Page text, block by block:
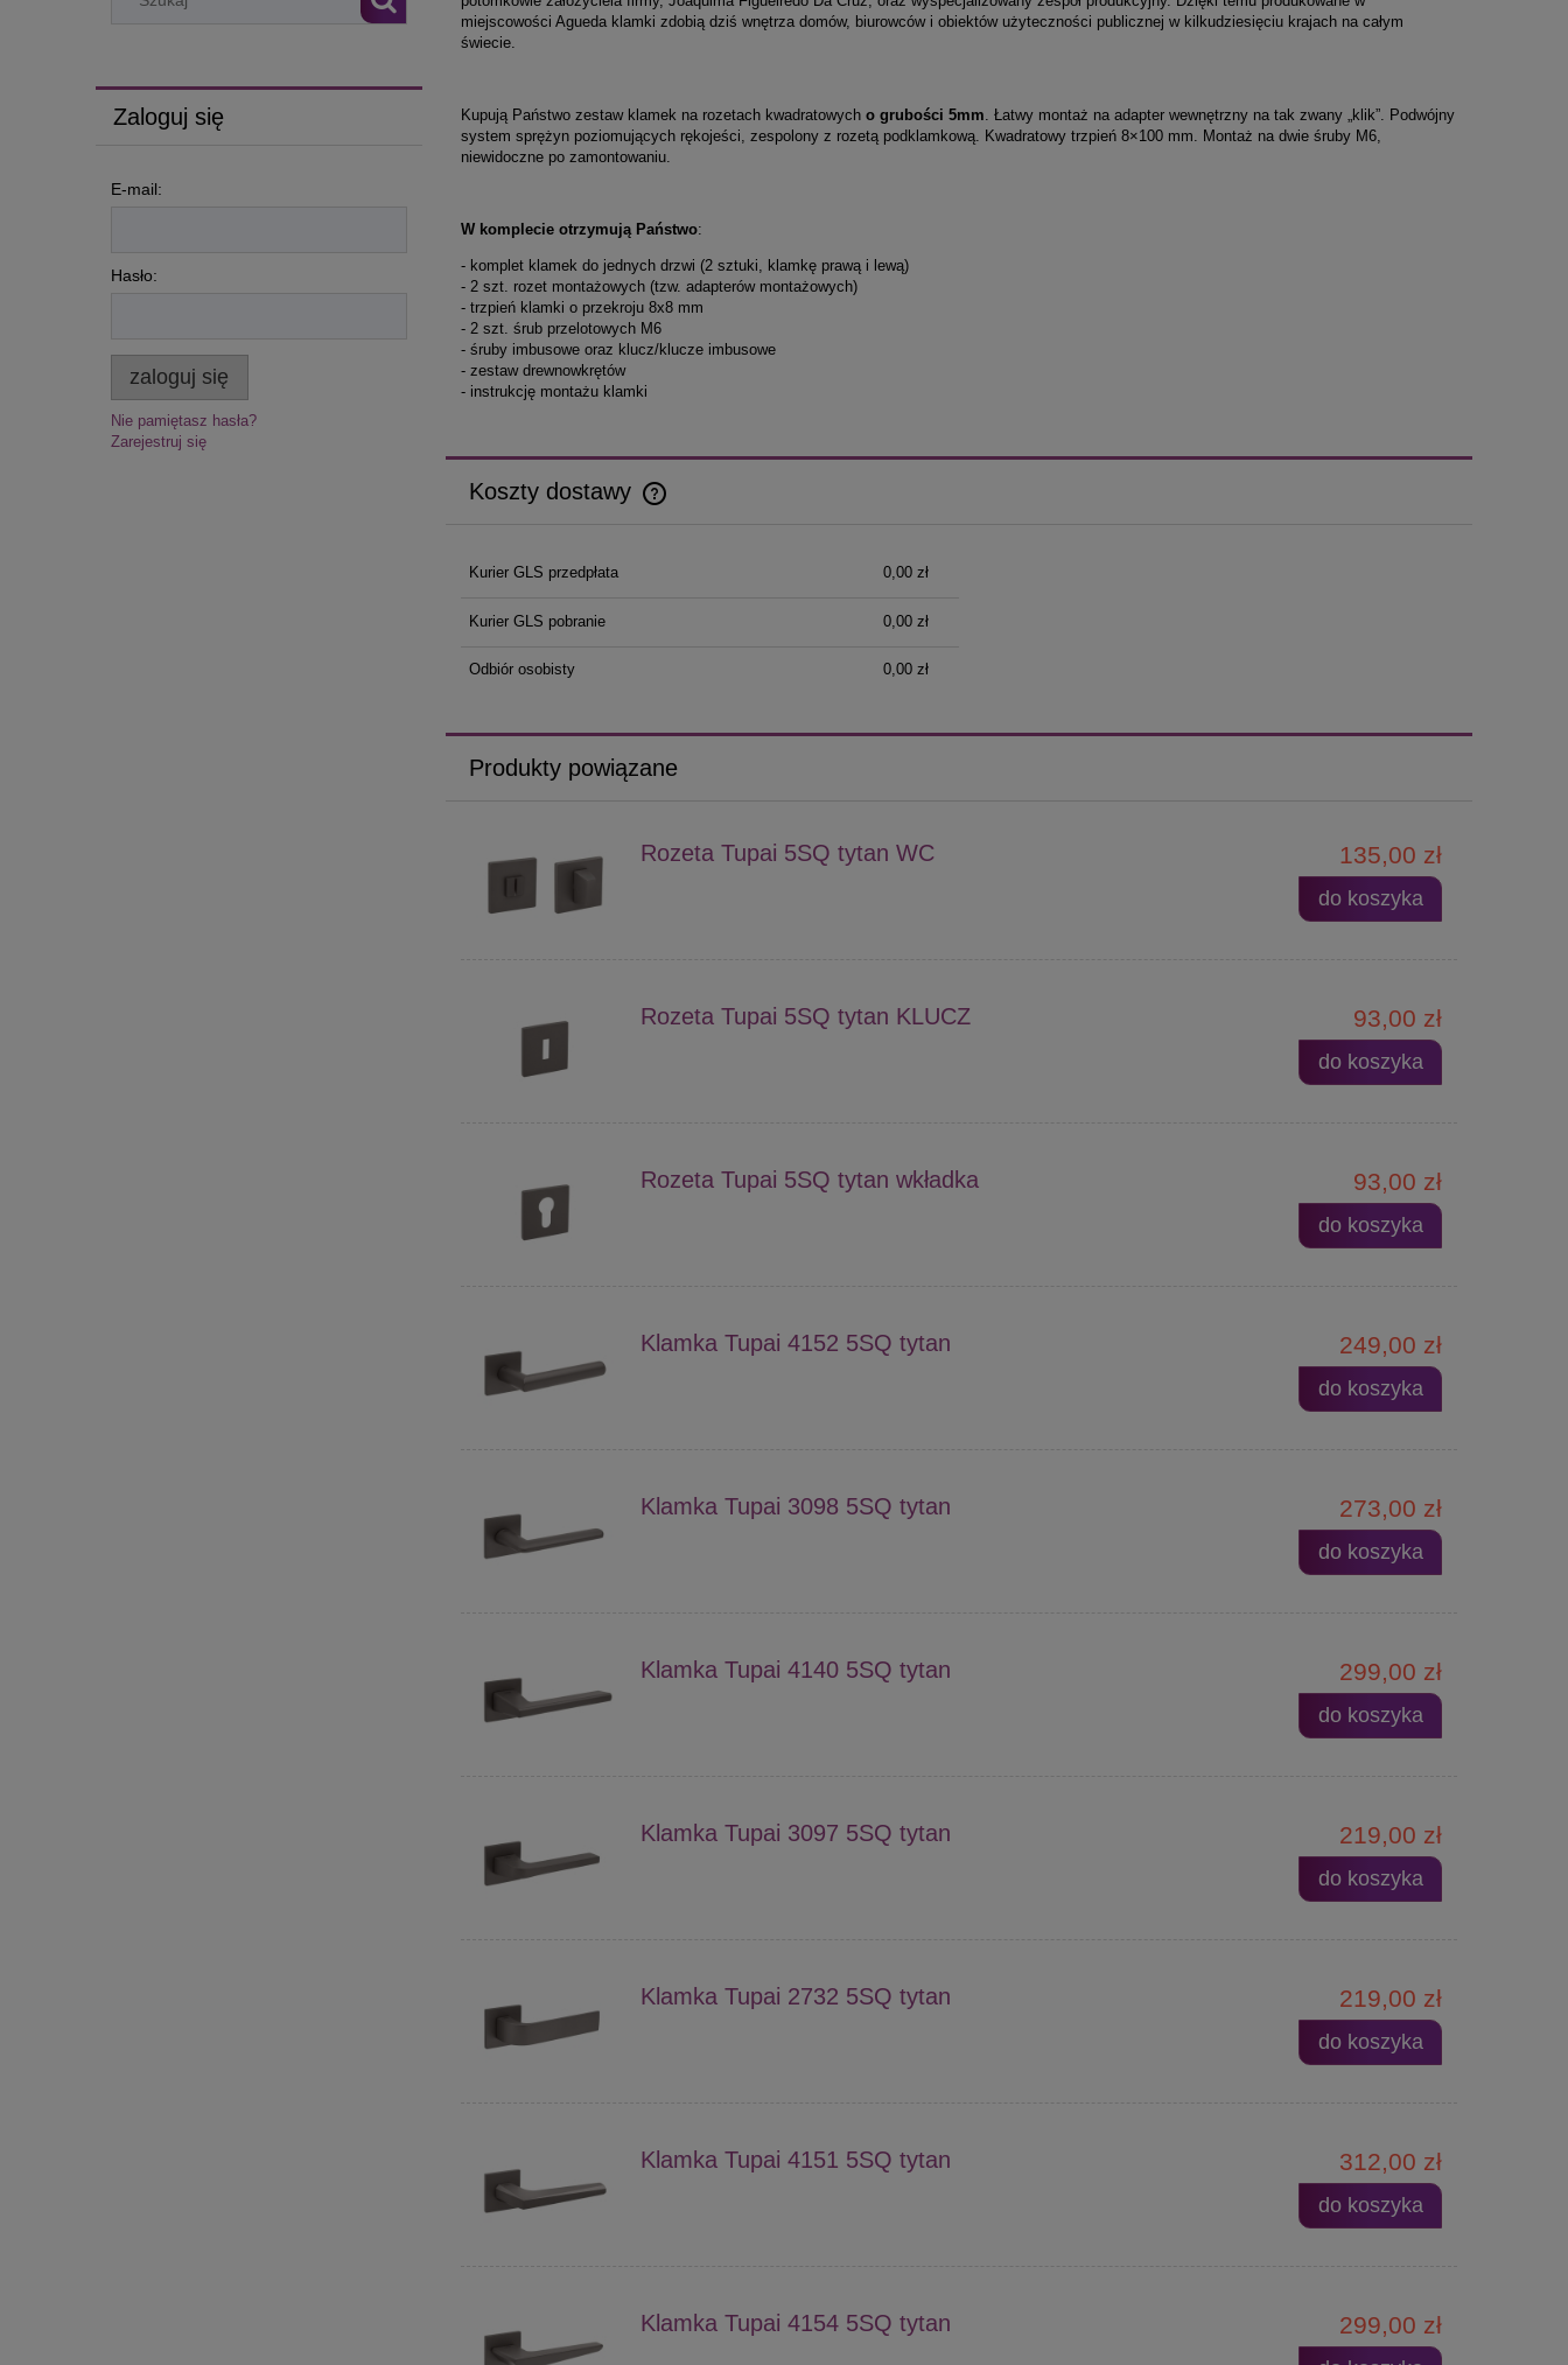
Zaloguj się
E-mail:
Hasło:
zaloguj się
Nie pamiętasz hasła?
Zarejestruj się
miejscowości Agueda klamki zdobią dziś wnętrza domów, biurowców i obiektów użyteczności publicznej w kilkudziesięciu krajach na całym
świecie.
Kupują Państwo zestaw klamek na rozetach kwadratowych o grubości 5mm . Łatwy montaż na adapter wewnętrzny na tak zwany „klik”. Podwójny
system sprężyn poziomujących rękojeści, zespolony z rozetą podklamkową. Kwadratowy trzpień 8×100 mm. Montaż na dwie śruby M6,
niewidoczne po zamontowaniu.
W komplecie otrzymują Państwo:
- komplet klamek do jednych drzwi (2 sztuki, klamkę prawą i lewą)
- 2 szt. rozet montażowych (tzw. adapterów montażowych)
- trzpień klamki o przekroju 8x8 mm
- 2 szt. śrub przelotowych M6
- śruby imbusowe oraz klucz/klucze imbusowe
- zestaw drewnowkrętów
- instrukcję montażu klamki
Koszty dostawy
Kurier GLS przedpłata 0,00 zł
Kurier GLS pobranie 0,00 zł
Odbiór osobisty 0,00 zł
Produkty powiązane
Rozeta Tupai 5SQ tytan WC 135,00 zł
do koszyka
Rozeta Tupai 5SQ tytan KLUCZ 93,00 zł
do koszyka
Rozeta Tupai 5SQ tytan wkładka 93,00 zł
do koszyka
Klamka Tupai 4152 5SQ tytan 249,00 zł
do koszyka
Klamka Tupai 3098 5SQ tytan 273,00 zł
do koszyka
Klamka Tupai 4140 5SQ tytan 299,00 zł
do koszyka
Klamka Tupai 3097 5SQ tytan 219,00 zł
do koszyka
Klamka Tupai 2732 5SQ tytan 219,00 zł
do koszyka
Klamka Tupai 4151 5SQ tytan 312,00 zł
do koszyka
Klamka Tupai 4154 5SQ tytan 299,00 zł